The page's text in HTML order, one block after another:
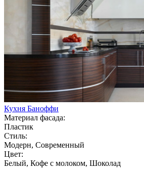
Кухня Баноффи
Материал фасада:
Пластик
Стиль:
Модерн, Современный
Цвет:
Белый, Кофе с молоком, Шоколад